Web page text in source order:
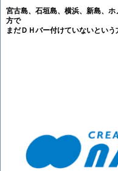
宮古島、石垣島、横浜、新島、
方で
まだＤＨバー付けていないとい